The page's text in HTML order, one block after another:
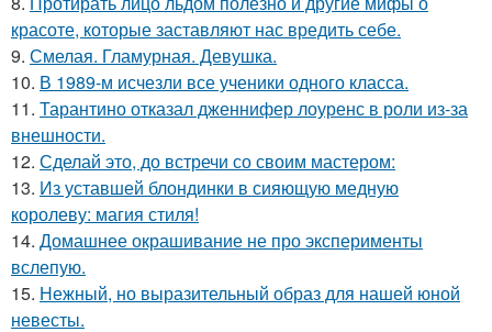
красоте, которые заставляют нас вредить себе.
9. Смелая. Гламурная. Девушка.
10. В 1989-м исчезли все ученики одного класса.
11. Тарантино отказал дженнифер лоуренс в роли из-за
внешности.
12. Сделай это, до встречи со своим мастером:
13. Из уставшей блондинки в сияющую медную
королеву: магия стиля!
14. Домашнее окрашивание не про эксперименты
вслепую.
15. Нежный, но выразительный образ для нашей юной
невесты.